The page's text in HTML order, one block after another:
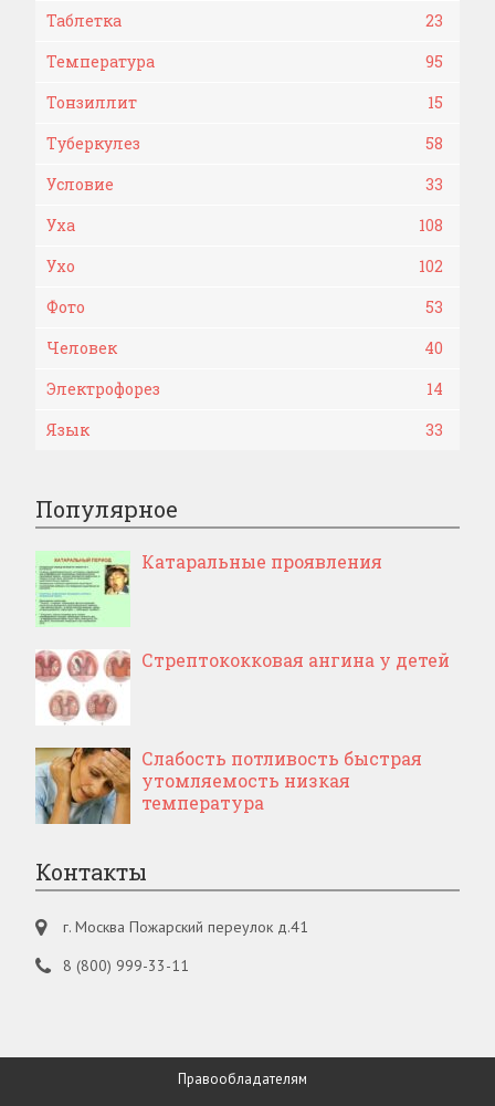
Таблетка
23
Температура
95
Тонзиллит
15
Туберкулез
58
Условие
33
Уха
108
Ухо
102
Фото
53
Человек
40
Электрофорез
14
Язык
33
Популярное
Катаральные проявления
Стрептококковая ангина у детей
Слабость потливость быстрая
утомляемость низкая
температура
Контакты
г. Москва Пожарский переулок д.41
8 (800) 999-33-11
Правообладателям